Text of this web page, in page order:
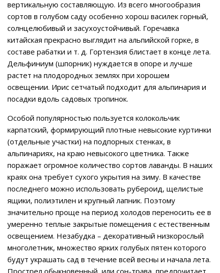
вертикальную составляющую. Из всего многообразия
сортов в голубом саду особенно хорош василек горный,
солнцелюбивый и засухоустойчивый. Горечавка
китайская прекрасно выглядит на альпийской горке, в
составе рабатки и т. д. Гортензия блистает в конце лета.
Дельфиниум (шпорник) нуждается в опоре и лучше
растет на плодородных землях при хорошем
освещении. Ирис сетчатый подходит для альпинария и
посадки вдоль садовых тропинок.
Особой популярностью пользуется колокольчик
карпатский, формирующий плотные невысокие куртинки
(отдельные участки) на подпорных стенках, в
альпинариях, на краю невысокого цветника. Также
поражает огромное количество сортов лаванды. В наших
краях она требует сухого укрытия на зиму. В качестве
последнего можно использовать рубероид, щелистые
ящики, полиэтилен и крупный лапник. Поэтому
значительно проще на период холодов переносить ее в
умеренно теплые закрытые помещения с естественным
освещением. Незабудка – декоративный низкорослый
многолетник, множество ярких голубых пятен которого
будут украшать сад в течение всей весны и начала лета.